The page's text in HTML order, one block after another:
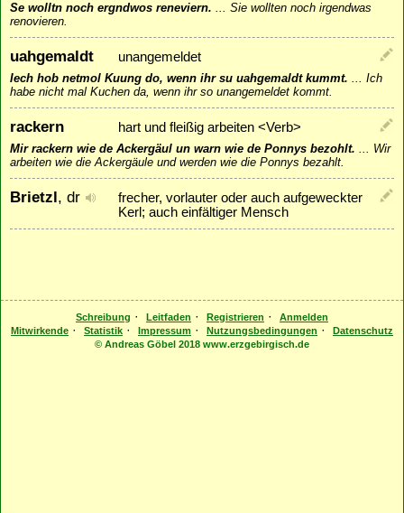
Se wolltn noch ergndwos reneviern. ... Sie wollten noch irgendwas
renovieren.
uahgemaldt unangemeldet
Iech hob netmol Kuung do, wenn ihr su uahgemaldt kummt. ... Ich
habe nicht mal Kuchen da, wenn ihr so unangemeldet kommt.
rackern hart und fleißig arbeiten <Verb>
Mir rackern wie de Ackergäul un warn wie de Ponnys bezohlt. ... Wir
arbeiten wie die Ackergäule und werden wie die Ponnys bezahlt.
Brietzl, dr
frecher, vorlauter oder auch aufgeweckter
Kerl; auch einfältiger Mensch
Schreibung · Leitfaden · Registrieren ·
Anmelden
Mitwirkende · Statistik · Impressum · Nutzungsbedingungen ·
Datenschutz
© Andreas Göbel 2018 www.erzgebirgisch.de